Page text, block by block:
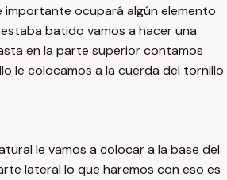
importante ocupará algún elemento
batido vamos a hacer una
en la parte superior contamos
le colocamos a la cuerda del tornillo
le vamos a colocar a la base del
lateral lo que haremos con eso es